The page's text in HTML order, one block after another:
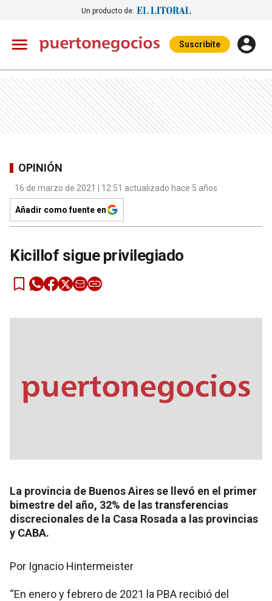
Un producto de:
Suscribite
OPINIÓN
16 de marzo de 2021 | 12:51 actualizado hace 5 años
Añadir como fuente en
Kicillof sigue privilegiado
La provincia de Buenos Aires se llevó en el primer
bimestre del año, 32% de las transferencias
discrecionales de la Casa Rosada a las provincias
y CABA.
Por Ignacio Hintermeister
“En enero y febrero de 2021 la PBA recibió del